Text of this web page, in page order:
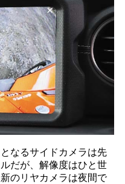
なるサイドカメラは先
だが、解像度はひと世
のリヤカメラは夜間で